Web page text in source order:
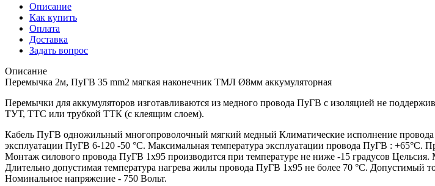
Описание
Как купить
Оплата
Доставка
Задать вопрос
Описание
Перемычка 2м, ПуГВ 35 mm2 мягкая наконечник ТМЛ Ø8мм аккумуляторная
Перемычки для аккумуляторов изготавливаются из медного провода ПуГВ с изоляцией не
ТУТ, ТТС или трубкой ТТК (с клеящим слоем).
Кабель ПуГВ одножильный многопроволочный мягкий медный Климатические исполнение
эксплуатации ПуГВ 6-120 -50 °С. Максимальная температура эксплуатации провода ПуГВ :
Монтаж силового провода ПуГВ 1х95 производится при температуре не ниже -15 градусов
Длительно допустимая температура нагрева жилы провода ПуГВ 1х95 не более 70 °С.
Номинальное напряжение - 750 Вольт.